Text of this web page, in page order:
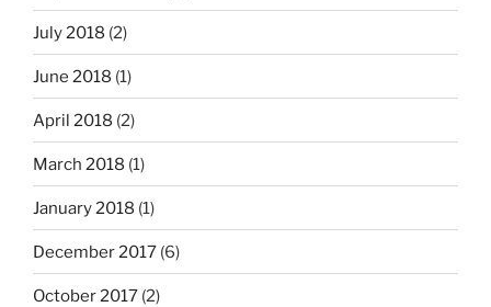
July 2018 (2)
June 2018 (1)
April 2018 (2)
March 2018 (1)
January 2018 (1)
December 2017 (6)
October 2017 (2)